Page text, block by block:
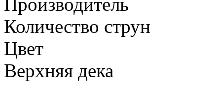
Количество струн
Цвет
Верхняя дека